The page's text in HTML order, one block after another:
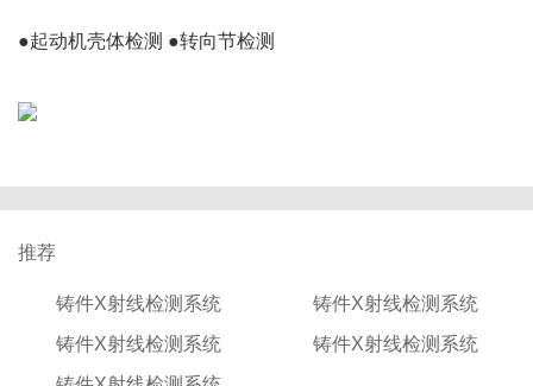
推荐
铸件X射线检测系统
铸件X射线检测系统
铸件X射线检测系统
铸件X射线检测系统
●起动机壳体检测 ●转向节检测